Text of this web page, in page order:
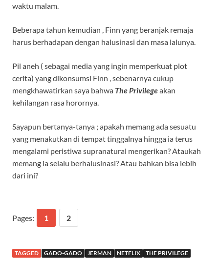
waktu malam.
Beberapa tahun kemudian , Finn yang beranjak remaja
harus berhadapan dengan halusinasi dan masa lalunya.
Pil aneh ( sebagai media yang ingin memperkuat plot
cerita) yang dikonsumsi Finn , sebenarnya cukup
mengkhawatirkan saya bahwa The Privilegeakan
kehilangan rasa horornya.
Sayapun bertanya-tanya ; apakah memang ada sesuatu
yang menakutkan di tempat tinggalnya hingga ia terus
mengalami peristiwa supranatural mengerikan? Ataukah
memang ia selalu berhalusinasi? Atau bahkan bisa lebih
dari ini?
Pages: 1 2
TAGGED GADO-GADO JERMAN NETFLIX THE PRIVILEGE